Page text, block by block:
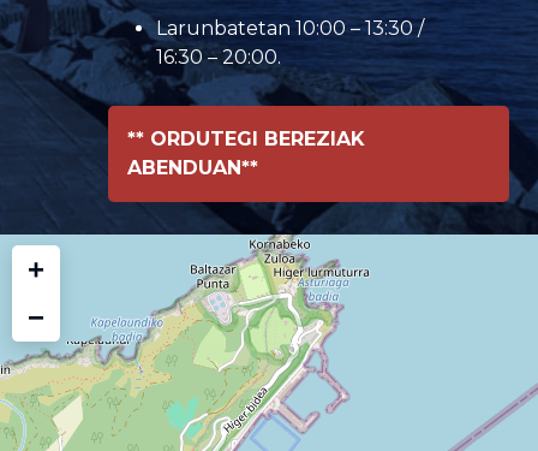
Larunbatetan 10:00 – 13:30 /
16:30 – 20:00.
** ORDUTEGI BEREZIAK
ABENDUAN**
+
−